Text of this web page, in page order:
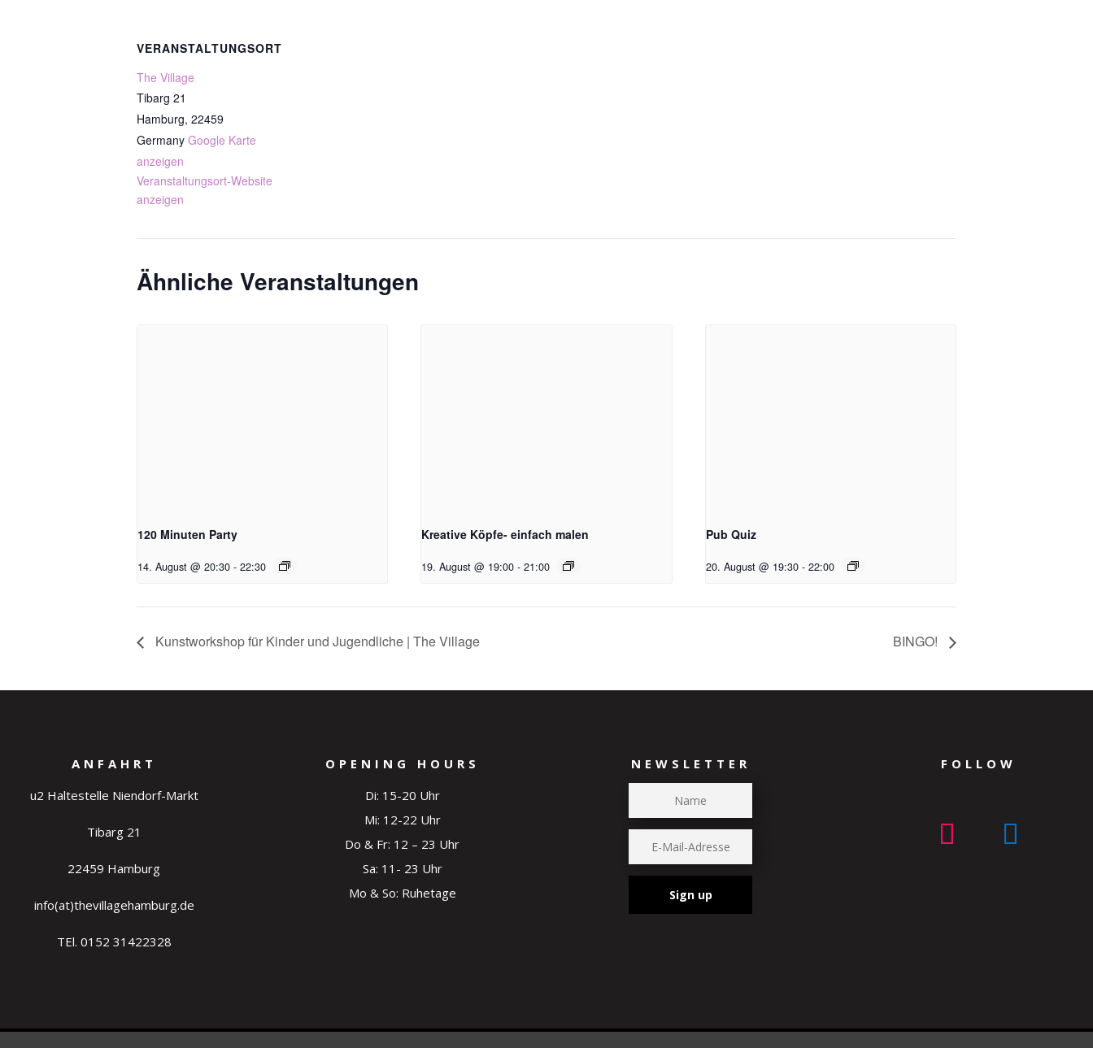
VERANSTALTUNGSORT
The Village
Tibarg 21
Hamburg, 22459
Germany Google Karte
anzeigen
Veranstaltungsort-Website
anzeigen
Ähnliche Veranstaltungen
120 Minuten Party
14. August @ 20:30 - 22:30
Kreative Köpfe- einfach malen
19. August @ 19:00 - 21:00
Pub Quiz
20. August @ 19:30 - 22:00
Kunstworkshop für Kinder und Jugendliche | The Village BINGO!
ANFAHRT
u2 Haltestelle Niendorf-Markt
Tibarg 21
22459 Hamburg
info(at)thevillagehamburg.de
TEl. 0152 31422328
OPENING HOURS
Di: 15-20 Uhr
Mi: 12-22 Uhr
Do & Fr: 12 – 23 Uhr
Sa: 11- 23 Uhr
Mo & So: Ruhetage
NEWSLETTER
Sign up
FOLLOW